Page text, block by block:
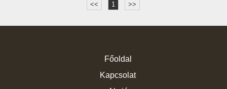
<< 1 >>
Főoldal
Kapcsolat